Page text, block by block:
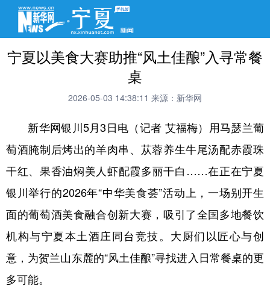
宁夏以美食大赛助推“风土佳酿”入寻常餐
桌
2026-05-03 14:38:11 来源：新华网
新华网银川5月3日电（记者 艾福梅）用马瑟兰葡
萄酒腌制后烤出的羊肉串、苁蓉养生牛尾汤配赤霞珠
干红、果香油焖美人虾配霞多丽干白……在正在宁夏
银川举行的2026年“中华美食荟”活动上，一场别开生
面的葡萄酒美食融合创新大赛，吸引了全国多地餐饮
机构与宁夏本土酒庄同台竞技。大厨们以匠心与创
意，为贺兰山东麓的“风土佳酿”寻找进入日常餐桌的更
多可能。